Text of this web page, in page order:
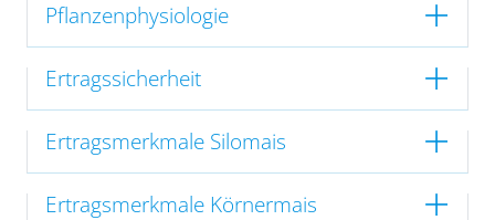
Pflanzenphysiologie
Ertragssicherheit
Ertragsmerkmale Silomais
Ertragsmerkmale Körnermais